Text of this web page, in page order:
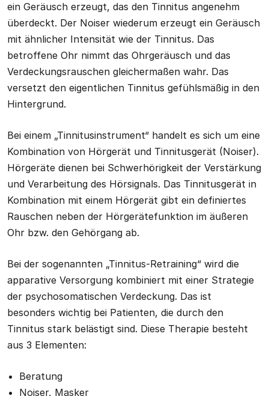
ein Geräusch erzeugt, das den Tinnitus angenehm
überdeckt. Der Noiser wiederum erzeugt ein Geräusch
mit ähnlicher Intensität wie der Tinnitus. Das
betroffene Ohr nimmt das Ohrgeräusch und das
Verdeckungsrauschen gleichermaßen wahr. Das
versetzt den eigentlichen Tinnitus gefühlsmäßig in den
Hintergrund.
Bei einem „Tinnitusinstrument“ handelt es sich um eine
Kombination von Hörgerät und Tinnitusgerät (Noiser).
Hörgeräte dienen bei Schwerhörigkeit der Verstärkung
und Verarbeitung des Hörsignals. Das Tinnitusgerät in
Kombination mit einem Hörgerät gibt ein definiertes
Rauschen neben der Hörgerätefunktion im äußeren
Ohr bzw. den Gehörgang ab.
Bei der sogenannten „Tinnitus-Retraining“ wird die
apparative Versorgung kombiniert mit einer Strategie
der psychosomatischen Verdeckung. Das ist
besonders wichtig bei Patienten, die durch den
Tinnitus stark belästigt sind. Diese Therapie besteht
aus 3 Elementen:
Beratung
Noiser, Masker